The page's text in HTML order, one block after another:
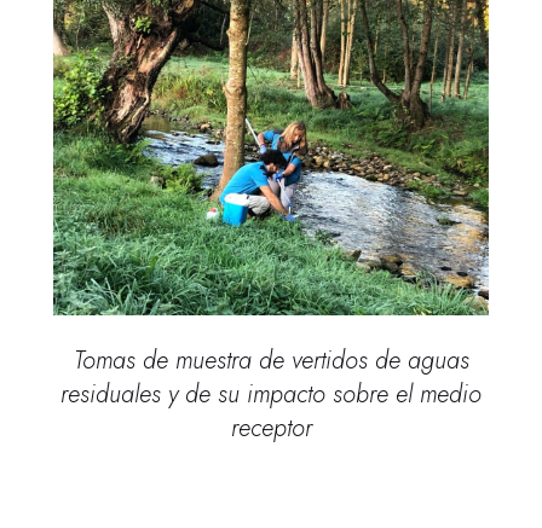
Tomas de muestra de vertidos de aguas
residuales y de su impacto sobre el medio
receptor